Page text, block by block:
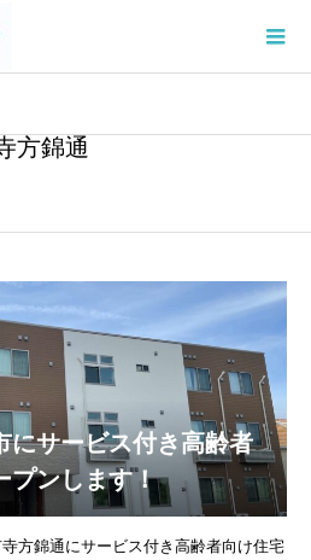
方錦通
にサービス付き高齢者
プンします！
方錦通にサービス付き高齢者向け住宅